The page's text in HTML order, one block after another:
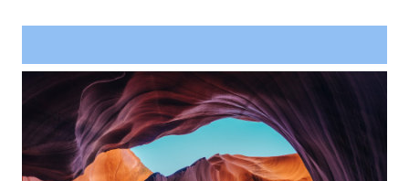
Project Example 4 – YouTube